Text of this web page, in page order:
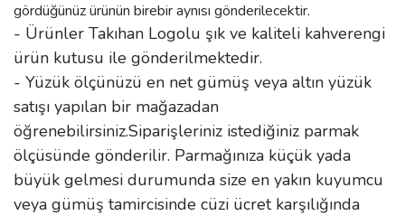
gördüğünüz ürünün birebir aynısı gönderilecektir.
- Ürünler Takıhan Logolu şık ve kaliteli kahverengi
ürün kutusu ile gönderilmektedir.
- Yüzük ölçünüzü en net gümüş veya altın yüzük
satışı yapılan bir mağazadan
öğrenebilirsiniz.Siparişleriniz istediğiniz parmak
ölçüsünde gönderilir. Parmağınıza küçük yada
büyük gelmesi durumunda size en yakın kuyumcu
veya gümüş tamircisinde cüzi ücret karşılığında